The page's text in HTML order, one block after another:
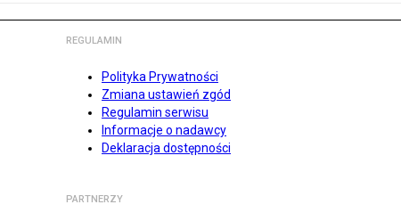
REGULAMIN
Polityka Prywatności
Zmiana ustawień zgód
Regulamin serwisu
Informacje o nadawcy
Deklaracja dostępności
PARTNERZY